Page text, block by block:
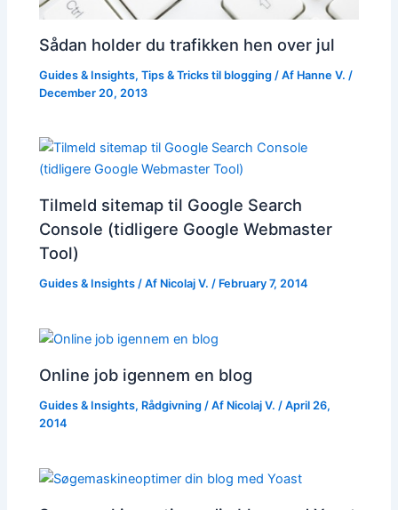
Sådan holder du trafikken hen over jul
Guides & Insights,Tips & Tricks til blogging / Af Hanne V. /
December 20, 2013
Tilmeld sitemap til Google Search
Console (tidligere Google Webmaster
Tool)
Guides & Insights / Af Nicolaj V. / February 7, 2014
Online job igennem en blog
Guides & Insights, Rådgivning / Af Nicolaj V. /April 26,
2014